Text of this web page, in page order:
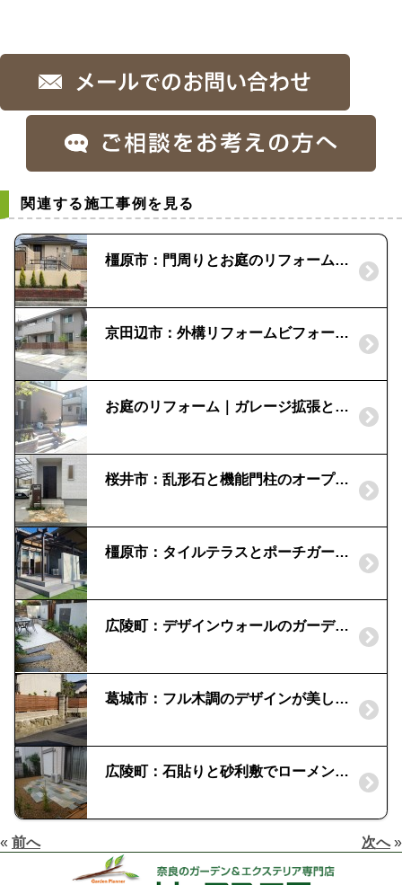
関連する施工事例を見る
橿原市：門周りとお庭のリフォーム工事
京田辺市：外構リフォームビフォーアフター｜使い勝手のいい外構へ
お庭のリフォーム｜ガレージ拡張とデッキのやり替え
桜井市：乱形石と機能門柱のオープン外構｜宅配ボックス『コルディア』
橿原市：タイルテラスとポーチガーデンのプライベート空間
広陵町：デザインウォールのガーデンシーン | 癒しとくつろぎのお庭空間
葛城市：フル木調のデザインが美しいフェンス
広陵町：石貼りと砂利敷でローメンテナンスなお庭｜水はけ＆雑草対策
« 前へ 次へ»